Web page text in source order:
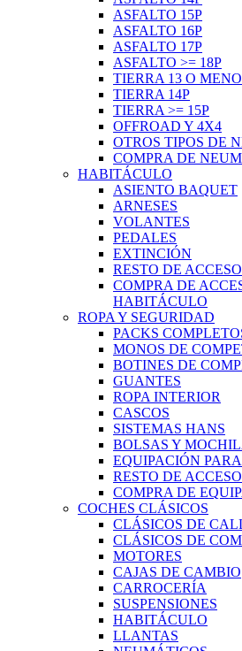
ASFALTO 15P
ASFALTO 16P
ASFALTO 17P
ASFALTO >= 18P
TIERRA 13 O
TIERRA 14P
TIERRA >= 15P
OFFROAD Y 4X4
OTROS TIPOS DE
COMPRA DE
HABITÁCULO
ASIENTO BAQUET
ARNESES
VOLANTES
PEDALES
EXTINCIÓN
RESTO DE
COMPRA DE
HABITÁCULO
ROPA Y SEGURIDAD
PACKS
MONOS DE
BOTINES DE
GUANTES
ROPA INTERIOR
CASCOS
SISTEMAS HANS
BOLSAS Y
EQUIPACIÓN
RESTO DE
COMPRA DE
COCHES CLÁSICOS
CLÁSICOS DE
CLÁSICOS DE
MOTORES
CAJAS DE CAMBIO
CARROCERÍA
SUSPENSIONES
HABITÁCULO
LLANTAS